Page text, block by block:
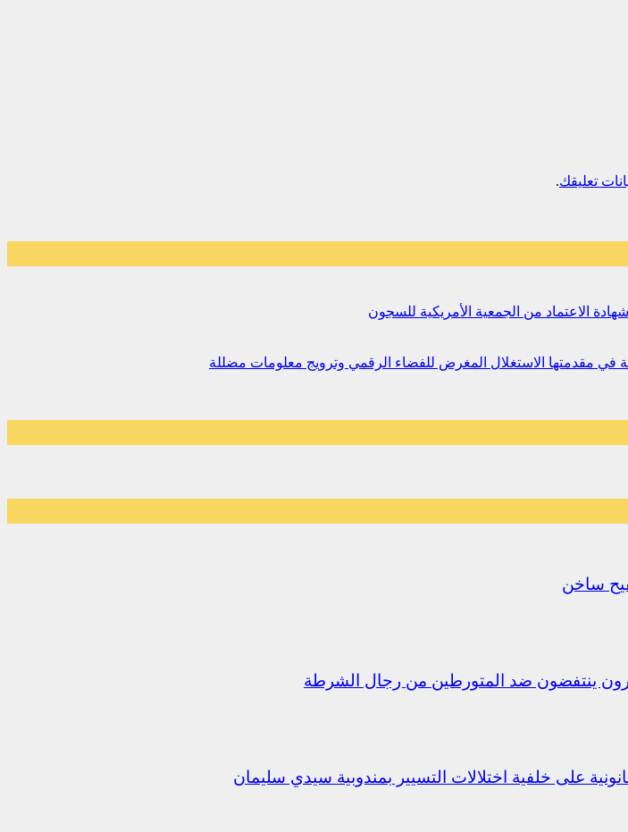
تعليقك.
الاعتماد من الجمعية الأمريكية للسجون
في مقدمتها الاستغلال المغرض للفضاء الرقمي وترويج معلومات مضللة
ساخن
ينتفضون ضد المتورطين من رجال الشرطة